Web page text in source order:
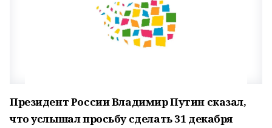
Президент России Владимир Путин сказал,
что услышал просьбу сделать 31 декабря